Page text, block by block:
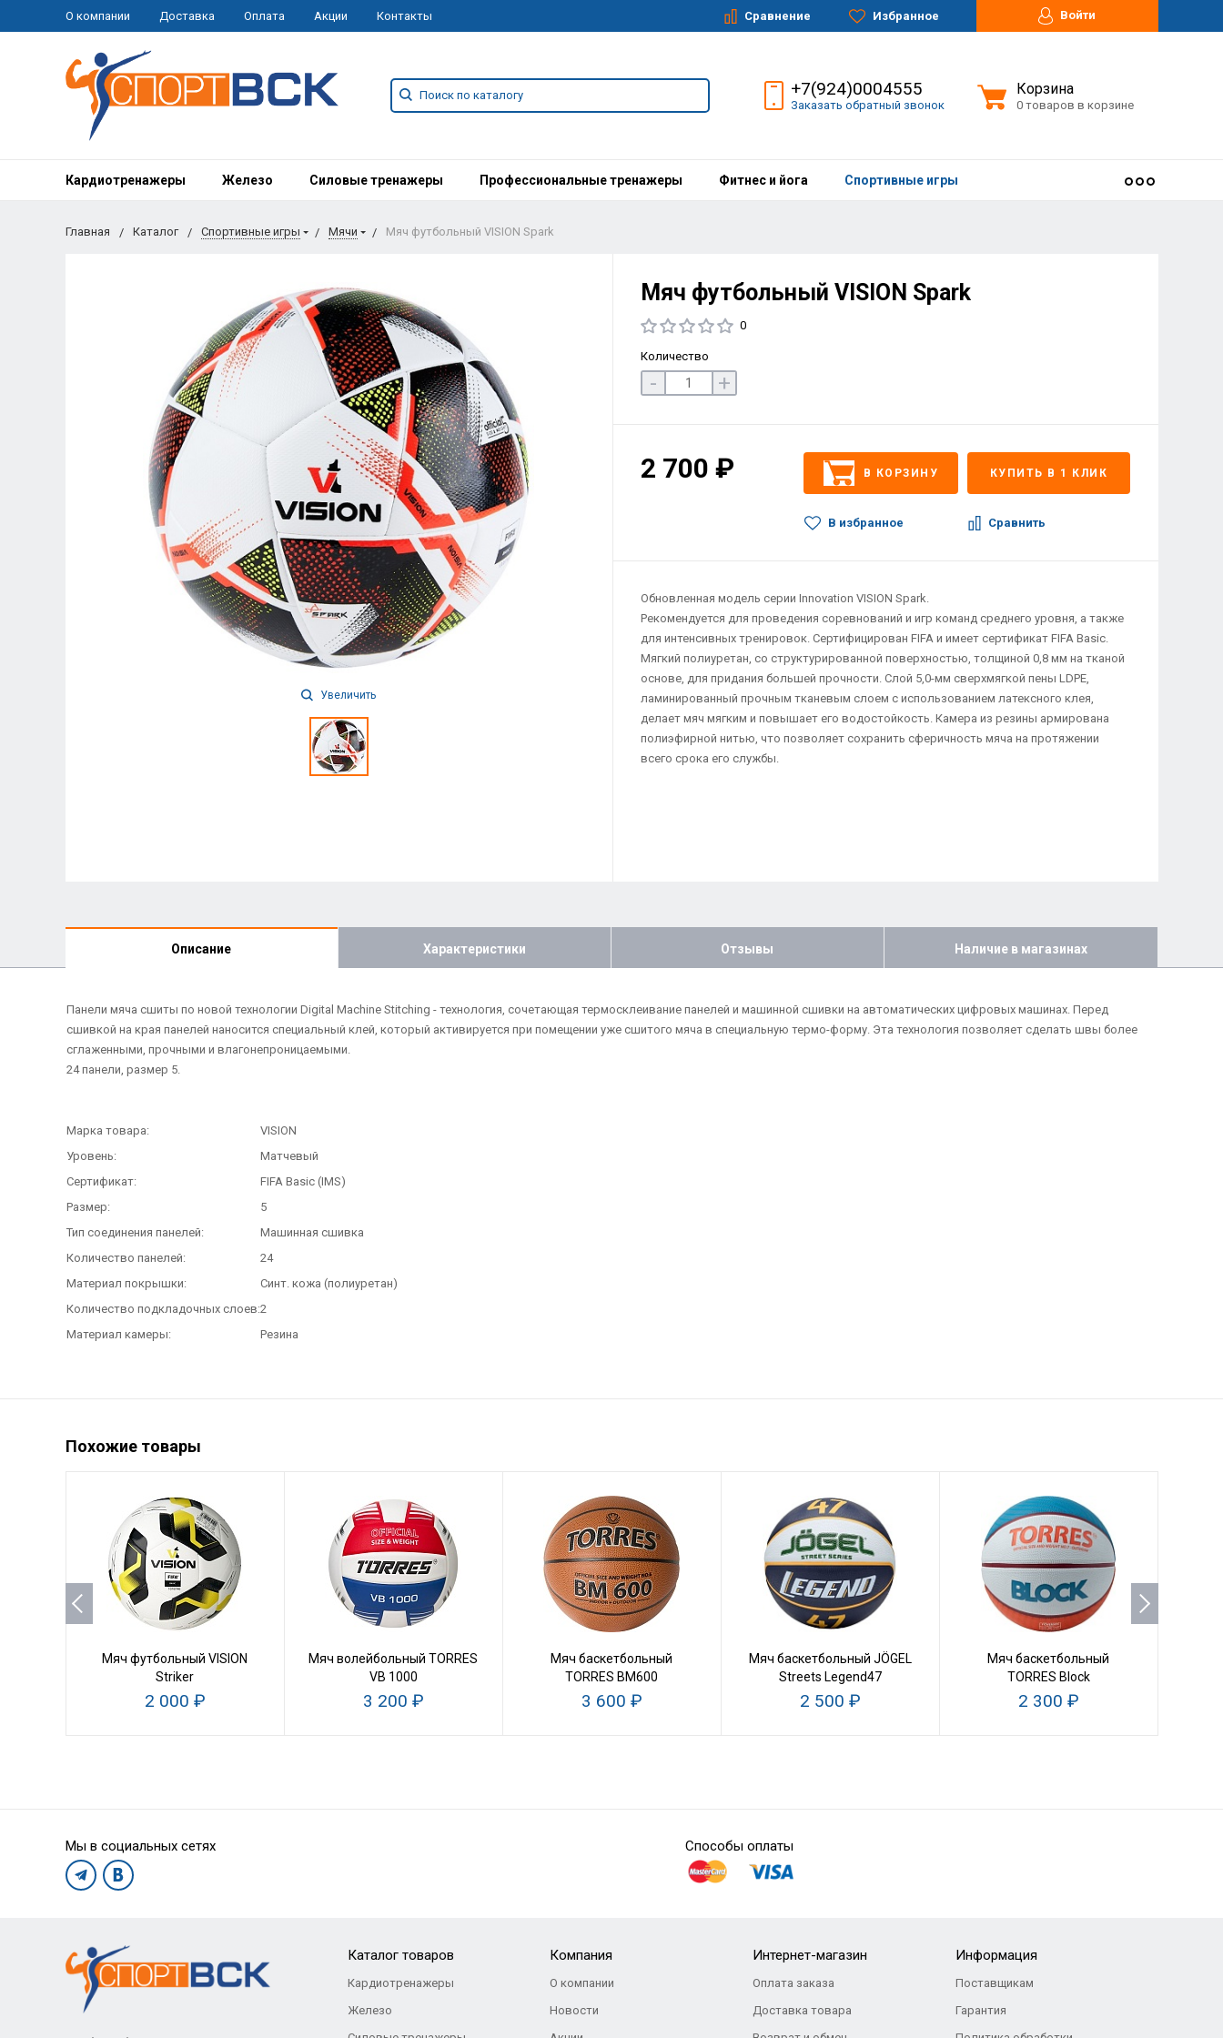
О компании Доставка Оплата Акции Контакты Сравнение Избранное Войти
+7(924)0004555
Заказать обратный звонок
Корзина
0 товаров в корзине
Кардиотренажеры Железо Силовые тренажеры Профессиональные тренажеры Фитнес и йога Спортивные игры
Главная Каталог Спортивные игры Мячи Мяч футбольный VISION Spark
Увеличить
Мяч футбольный VISION Spark
0
Количество
- +
2 700 ₽ В КОРЗИНУ КУПИТЬ В 1 КЛИК
В избранное Сравнить
Обновленная модель серии Innovation VISION Spark.
Рекомендуется для проведения соревнований и игр команд среднего уровня, а также
для интенсивных тренировок. Сертифицирован FIFA и имеет сертификат FIFA Basic.
Мягкий полиуретан, со структурированной поверхностью, толщиной 0,8 мм на тканой
основе, для придания большей прочности. Слой 5,0-мм сверхмягкой пены LDPE,
ламинированный прочным тканевым слоем с использованием латексного клея,
делает мяч мягким и повышает его водостойкость. Камера из резины армирована
полиэфирной нитью, что позволяет сохранить сферичность мяча на протяжении
всего срока его службы.
Описание Характеристики Отзывы Наличие в магазинах
Панели мяча сшиты по новой технологии Digital Machine Stitching - технология, сочетающая термосклеивание панелей и машинной сшивки на автоматических цифровых машинах. Перед
сшивкой на края панелей наносится специальный клей, который активируется при помещении уже сшитого мяча в специальную термо-форму. Эта технология позволяет сделать швы более
сглаженными, прочными и влагонепроницаемыми.
24 панели, размер 5.
Марка товара:
VISION
Уровень:
Матчевый
Сертификат:
FIFA Basic (IMS)
Размер:
5
Тип соединения панелей:
Машинная сшивка
Количество панелей:
24
Материал покрышки:
Синт. кожа (полиуретан)
Количество подкладочных слоев:2
Материал камеры:
Резина
Похожие товары
Мяч футбольный VISION
Striker
2 000 ₽
Мяч волейбольный TORRES
VB 1000
3 200 ₽
Мяч баскетбольный
TORRES BM600
3 600 ₽
Мяч баскетбольный JÖGEL
Streets Legend47
2 500 ₽
Мяч баскетбольный
TORRES Block
2 300 ₽
Мы в социальных сетях Способы оплаты
Каталог товаров
Кардиотренажеры
Железо
Компания
О компании
Новости
Интернет-магазин
Оплата заказа
Доставка товара
Информация
Поставщикам
Гарантия